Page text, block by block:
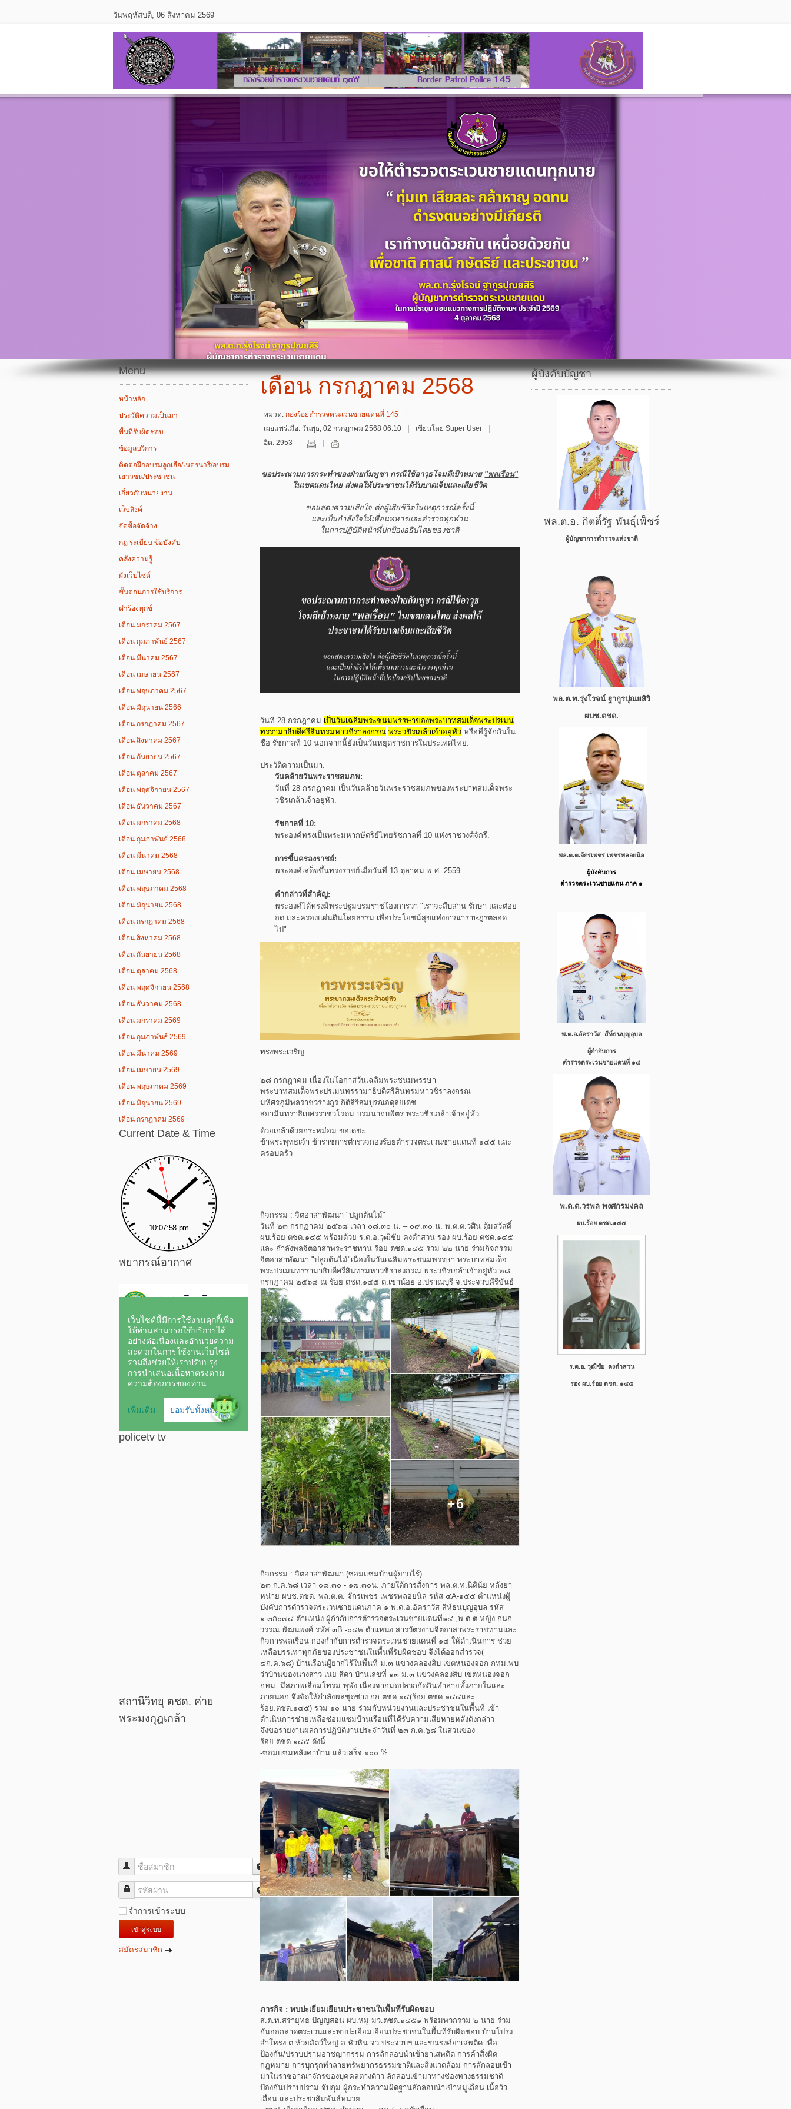
วันพฤหัสบดี, 06 สิงหาคม 2569
Menu
หน้าหลัก
ประวัติความเป็นมา
พื้นที่รับผิดชอบ
ข้อมูลบริการ
ติดต่อฝึกอบรมลูกเสือ/เนตรนารี/อบรม
เยาวชน/ประชาชน
เกี่ยวกับหน่วยงาน
เว็บลิงค์
จัดซื้อจัดจ้าง
กฏ ระเบียบ ข้อบังคับ
คลังความรู้
ผังเว็บไซต์
ขั้นตอนการใช้บริการ
คำร้องทุกข์
เดือน มกราคม 2567
เดือน กุมภาพันธ์ 2567
เดือน มีนาคม 2567
เดือน เมษายน 2567
เดือน พฤษภาคม 2567
เดือน มิถุนายน 2566
เดือน กรกฎาคม 2567
เดือน สิงหาคม 2567
เดือน กันยายน 2567
เดือน ตุลาคม 2567
เดือน พฤศจิกายน 2567
เดือน ธันวาคม 2567
เดือน มกราคม 2568
เดือน กุมภาพันธ์ 2568
เดือน มีนาคม 2568
เดือน เมษายน 2568
เดือน พฤษภาคม 2568
เดือน มิถุนายน 2568
เดือน กรกฎาคม 2568
เดือน สิงหาคม 2568
เดือน กันยายน 2568
เดือน ตุลาคม 2568
เดือน พฤศจิกายน 2568
เดือน ธันวาคม 2568
เดือน มกราคม 2569
เดือน กุมภาพันธ์ 2569
เดือน มีนาคม 2569
เดือน เมษายน 2569
เดือน พฤษภาคม 2569
เดือน มิถุนายน 2569
เดือน กรกฎาคม 2569
Current Date & Time
พยากรณ์อากาศ
policetv tv
สถานีวิทยุ ตชด. ค่าย
พระมงกุฎเกล้า
ชื่อสมาชิก
รหัสผ่าน
จำการเข้าระบบ
เข้าสู่ระบบ
สมัครสมาชิก
เดือน กรกฎาคม 2568
หมวด: กองร้อยตำรวจตระเวนชายแดนที่ 145
เผยแพร่เมื่อ: วันพุธ, 02 กรกฎาคม 2568 06:10
เขียนโดย Super User
ฮิต: 2953
ขอประณามการกระทำของฝ่ายกัมพูชา กรณีใช้อาวุธโจมตีเป้าหมาย "พลเรือน"
ในเขตแดนไทย ส่งผลให้ประชาชนได้รับบาดเจ็บและเสียชีวิต
ขอแสดงความเสียใจ ต่อผู้เสียชีวิตในเหตุการณ์ครั้งนี้
และเป็นกำลังใจให้เพื่อนทหารและตำรวจทุกท่าน
ในการปฏิบัติหน้าที่ปกป้องอธิปไตยของชาติ
วันที่ 28 กรกฎาคม เป็นวันเฉลิมพระชนมพรรษาของพระบาทสมเด็จพระปรเมน
ทรรามาธิบดีศรีสินทรมหาวชิราลงกรณ พระวชิรเกล้าเจ้าอยู่หัว หรือที่รู้จักกันใน
ชื่อ รัชกาลที่ 10 นอกจากนี้ยังเป็นวันหยุดราชการในประเทศไทย.
ประวัติความเป็นมา:
วันคล้ายวันพระราชสมภพ:
วันที่ 28 กรกฎาคม เป็นวันคล้ายวันพระราชสมภพของพระบาทสมเด็จพระ
วชิรเกล้าเจ้าอยู่หัว.
รัชกาลที่ 10:
พระองค์ทรงเป็นพระมหากษัตริย์ไทยรัชกาลที่ 10 แห่งราชวงศ์จักรี.
การขึ้นครองราชย์:
พระองค์เสด็จขึ้นทรงราชย์เมื่อวันที่ 13 ตุลาคม พ.ศ. 2559.
คำกล่าวที่สำคัญ:
พระองค์ได้ทรงมีพระปฐมบรมราชโองการว่า "เราจะสืบสาน รักษา และต่อย
อด และครองแผ่นดินโดยธรรม เพื่อประโยชน์สุขแห่งอาณาราษฎรตลอด
ไป".
ทรงพระเจริญ
๒๘ กรกฎาคม เนื่องในโอกาสวันเฉลิมพระชนมพรรษา
พระบาทสมเด็จพระปรเมนทรรามาธิบดีศรีสินทรมหาวชิราลงกรณ
มหิศรภูมิพลราชวรางกูร กิติสิริสมบูรณอดุลยเดช
สยามินทราธิเบศรราชวโรดม บรมนาถบพิตร พระวชิรเกล้าเจ้าอยู่หัว
ด้วยเกล้าด้วยกระหม่อม ขอเดชะ
ข้าพระพุทธเจ้า ข้าราชการตำรวจกองร้อยตำรวจตระเวนชายแดนที่ ๑๔๕ และ
ครอบครัว
กิจกรรม : จิตอาสาพัฒนา "ปลูกต้นไม้"
วันที่ ๒๓ กรกฏาคม ๒๕๖๘ เวลา ๐๘.๓๐ น. – ๐๙.๓๐ น. พ.ต.ต.วศิน ตุ้มสวัสดิ์
ผบ.ร้อย ตชด.๑๔๕ พร้อมด้วย ร.ต.อ.วุฒิชัย คงดำสวน รอง ผบ.ร้อย ตชด.๑๔๕
และ กำลังพลจิตอาสาพระราชทาน ร้อย ตชด.๑๔๕ รวม ๒๒ นาย ร่วมกิจกรรม
จิตอาสาพัฒนา "ปลูกต้นไม้"เนื่องในวันเฉลิมพระชนมพรรษา พระบาทสมเด็จ
พระปรเมนทรรามาธิบดีศรีสินทรมหาวชิราลงกรณ พระวชิรเกล้าเจ้าอยู่หัว ๒๘
กรกฎาคม ๒๕๖๘ ณ ร้อย ตชด.๑๔๕ ต.เขาน้อย อ.ปราณบุรี จ.ประจวบคีรีขันธ์
กิจกรรม : จิตอาสาพัฒนา (ซ่อมแซมบ้านผู้ยากไร้)
๒๓ ก.ค.๖๘ เวลา ๐๘.๓๐ - ๑๗.๓๐น. ภายใต้การสั่งการ พล.ต.ท.นิตินัย หลังยา
หน่าย ผบช.ตชด. พล.ต.ต. จักรเพชร เพชรพลอยนิล รหัส ๔A-๑๕๕ ตำแหน่งผู้
บังคับการตำรวจตระเวนชายแดนภาค ๑ พ.ต.อ.อัคราวัส สีห์ธนบุญอุบล รหัส
๑-๓ก๐๗๔ ตำแหน่ง ผู้กำกับการตำรวจตระเวนชายแดนที่๑๔ ,พ.ต.ต.หญิง กนก
วรรณ พัฒนพงศ์ รหัส ๓B -๐๔๒ ตำแหน่ง สารวัตรงานจิตอาสาพระราชทานและ
กิจการพลเรือน กองกำกับการตำรวจตระเวนชายแดนที่ ๑๔ ให้ดำเนินการ ช่วย
เหลือบรรเทาทุกภัยของประชาชนในพื้นที่รับผิดชอบ จึงได้ออกสำรวจ(
๔ก.ค.๖๘) บ้านเรือนผู้ยากไร้ในพื้นที่ ม.๓ แขวงคลองสิบ เขตหนองจอก กทม.พบ
ว่าบ้านของนางสาว เนย สีดา บ้านเลขที่ ๑๓ ม.๓ แขวงคลองสิบ เขตหนองจอก
กทม. มีสภาพเสื่อมโทรม พุพัง เนื่องจากมดปลวกกัดกินทำลายทั้งภายในและ
ภายนอก จึงจัดให้กำลังพลชุดช่าง กก.ตชด.๑๔(ร้อย ตชด.๑๔๔และ
ร้อย.ตชด.๑๔๕) รวม ๑๐ นาย ร่วมกับหน่วยงานและประชาชนในพื้นที่ เข้า
ดำเนินการช่วยเหลือซ่อมแซมบ้านเรือนที่ได้รับความเสียหายหลังดังกล่าว
จึงขอรายงานผลการปฏิบัติงานประจำวันที่ ๒๓ ก.ค.๖๘ ในส่วนของ
ร้อย.ตชด.๑๔๕ ดังนี้
-ซ่อมแซมหลังคาบ้าน แล้วเสร็จ ๑๐๐ %
ภารกิจ : พบปะเยี่ยมเยียนประชาชนในพื้นที่รับผิดชอบ
ส.ต.ท.สรายุทธ ปัญญสอน ผบ.หมู่ มว.ตชด.๑๔๕๑ พร้อมพวกรวม ๒ นาย ร่วม
กันออกลาดตระเวนและพบปะเยี่ยมเยียนประชาชนในพื้นที่รับผิดชอบ บ้านโปร่ง
สำโหรง ต.ห้วยสัตว์ใหญ่ อ.หัวหิน จว.ประจวบฯ และรณรงค์ยาเสพติด เพื่อ
ป้องกัน/ปราบปรามอาชญากรรม การลักลอบนำเข้ายาเสพติด การค้าสิ่งผิด
กฎหมาย การบุกรุกทำลายทรัพยากรธรรมชาติและสิ่งแวดล้อม การลักลอบเข้า
มาในราชอาณาจักรของบุคคลต่างด้าว ลักลอบเข้ามาทางช่องทางธรรมชาติ
ป้องกันปราบปราม จับกุม ผู้กระทำความผิดฐานลักลอบนำเข้าหมูเถื่อน เนื้อวัว
เถื่อน และประชาสัมพันธ์หน่วย
ผู้บังคับบัญชา
พล.ต.อ. กิตติ์รัฐ พันธุ์เพ็ชร์
ผู้บัญชาการตำรวจแห่งชาติ
พล.ต.ท.รุ่งโรจน์ ฐากูรปุณยสิริ
ผบช.ตชด.
พล.ต.ต.จักรเพชร เพชรพลอยนิล
ผู้บังคับการ
ตำรวจตระเวนชายแดน ภาค ๑
พ.ต.อ.อัคราวัส สีห์ธน​บุญ​อุบล
ผู้กำกับการ
ตำรวจตระเวนชายแดนที่ ๑๔
พ.ต.ต.วรพล พงศกรมงคล
ผบ.ร้อย ตชด.๑๔๕
ร.ต.อ. วุฒิชัย คงดำสวน
รอง ผบ.ร้อย ตชด. ๑๔๕